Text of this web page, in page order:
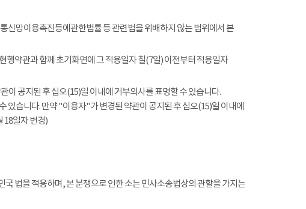
망이용촉진등에관한법률 등 관련법을 위배하지 않는 범위에서 본
약관과 함께 초기화면에 그 적용일자 칠(7일) 이전부터 적용일자
공지된 후 십오(15)일 이내에 거부의사를 표명할 수 있습니다.
습니다. 만약 "이용자"가 변경된 약관이 공지된 후 십오(15)일 이내에
18일자 변경)
법을 적용하며, 본 분쟁으로 인한 소는 민사소송법상의 관할을 가지는